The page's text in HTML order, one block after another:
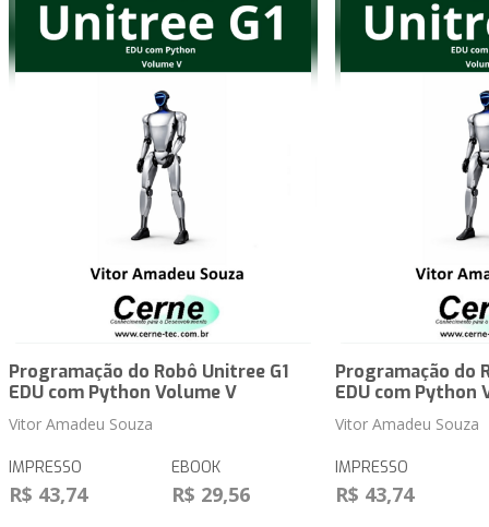
Programação do Robô Unitree G1
EDU com Python Volume V
Vitor Amadeu Souza
IMPRESSO
R$ 43,74
EBOOK
R$ 29,56
Programação do
EDU com Python
Vitor Amadeu Souza
IMPRESSO
R$ 43,74